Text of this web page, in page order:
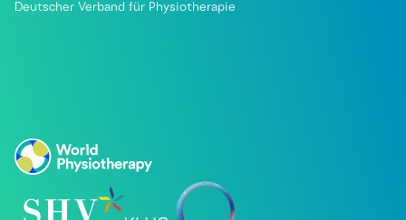
Deutscher Verband für Physiotherapie